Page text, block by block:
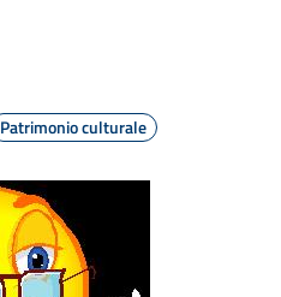
Patrimonio culturale